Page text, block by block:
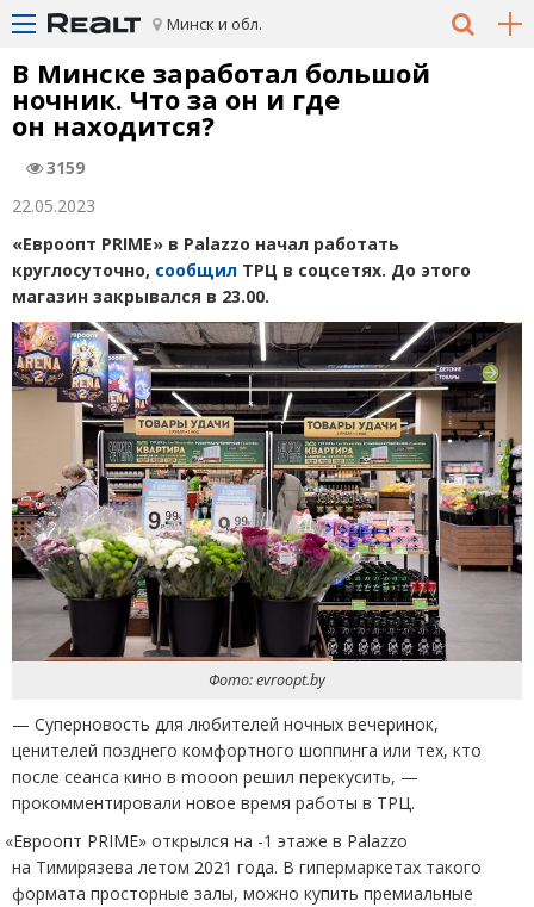
Минск и обл.
В Минске заработал большой
ночник. Что за он и где
он находится?
3159
22.05.2023
«Евроопт PRIME» в Palazzo начал работать
круглосуточно, сообщил ТРЦ в соцсетях. До этого
магазин закрывался в 23.00.
Фото: evroopt.by
— Суперновость для любителей ночных вечеринок,
ценителей позднего комфортного шоппинга или тех, кто
после сеанса кино в mooon решил перекусить, —
прокомментировали новое время работы в ТРЦ.
«Евроопт PRIME» открылся на -1 этаже в Palazzo
на Тимирязева летом 2021 года. В гипермаркетах такого
формата просторные залы, можно купить премиальные